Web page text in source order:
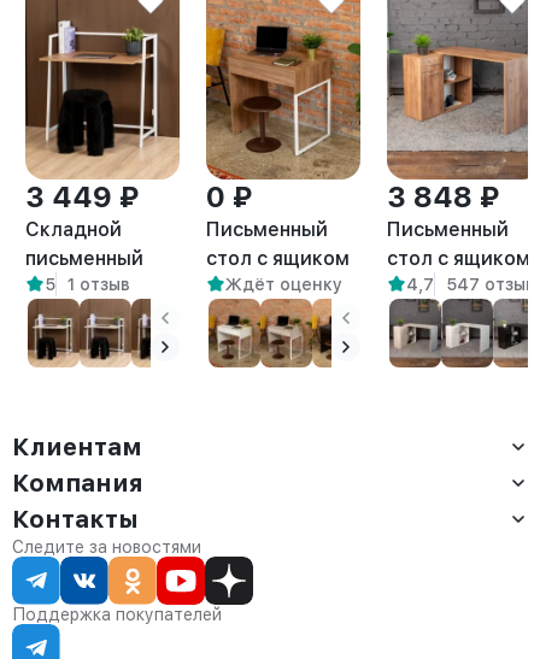
3 449 ₽
Складной
письменный
стол Кова
белый/
амаретто
5 1 отзыв
0 ₽
Письменный
стол с ящиком
Адэр белый/
амаретто
Ждёт оценку
3 848 ₽
Письменный
стол с ящиком
и полками
Марано
амаретто
4,7 547
Клиентам
Доставка
Оплата
Сервис
Статус заказа
Статьи
Компания
О компании
Контакты
Партнёрам
Контакты
Отдел продаж:
8 (800) 234-22-62
corp@anvikor.ru
Ежедневно, с 7:00-19:00 (МСК)
Отдел рекламации:
Следите за новостями
Поддержка покупателей